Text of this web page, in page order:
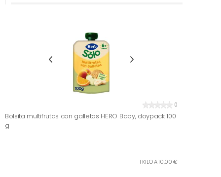
0
Bolsita multifrutas con galletas HERO Baby, doypack 100
g
1 KILO A 10,00 €